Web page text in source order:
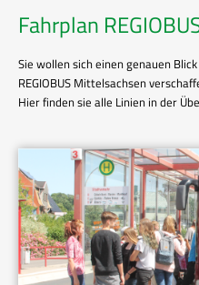
Fahrplan
Sie wollen sich einen genauen
REGIOBUS Mittelsachsen
Hier finden sie alle Linien in der